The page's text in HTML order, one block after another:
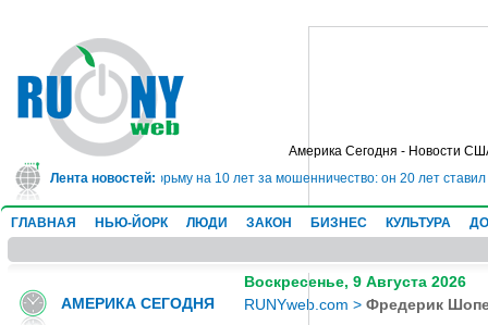
Америка Сегодня - Новости
Лента новостей:
ревматолог сядет в тюрьму на 10 лет за мошенничество: он 20 лет
ГЛАВНАЯ НЬЮ-ЙОРК ЛЮДИ ЗАКОН БИЗНЕС КУЛЬТУРА
АМЕРИКА СЕГОДНЯ
Воскресенье, 9 Августа 2026
RUNYweb.com > Фредерик